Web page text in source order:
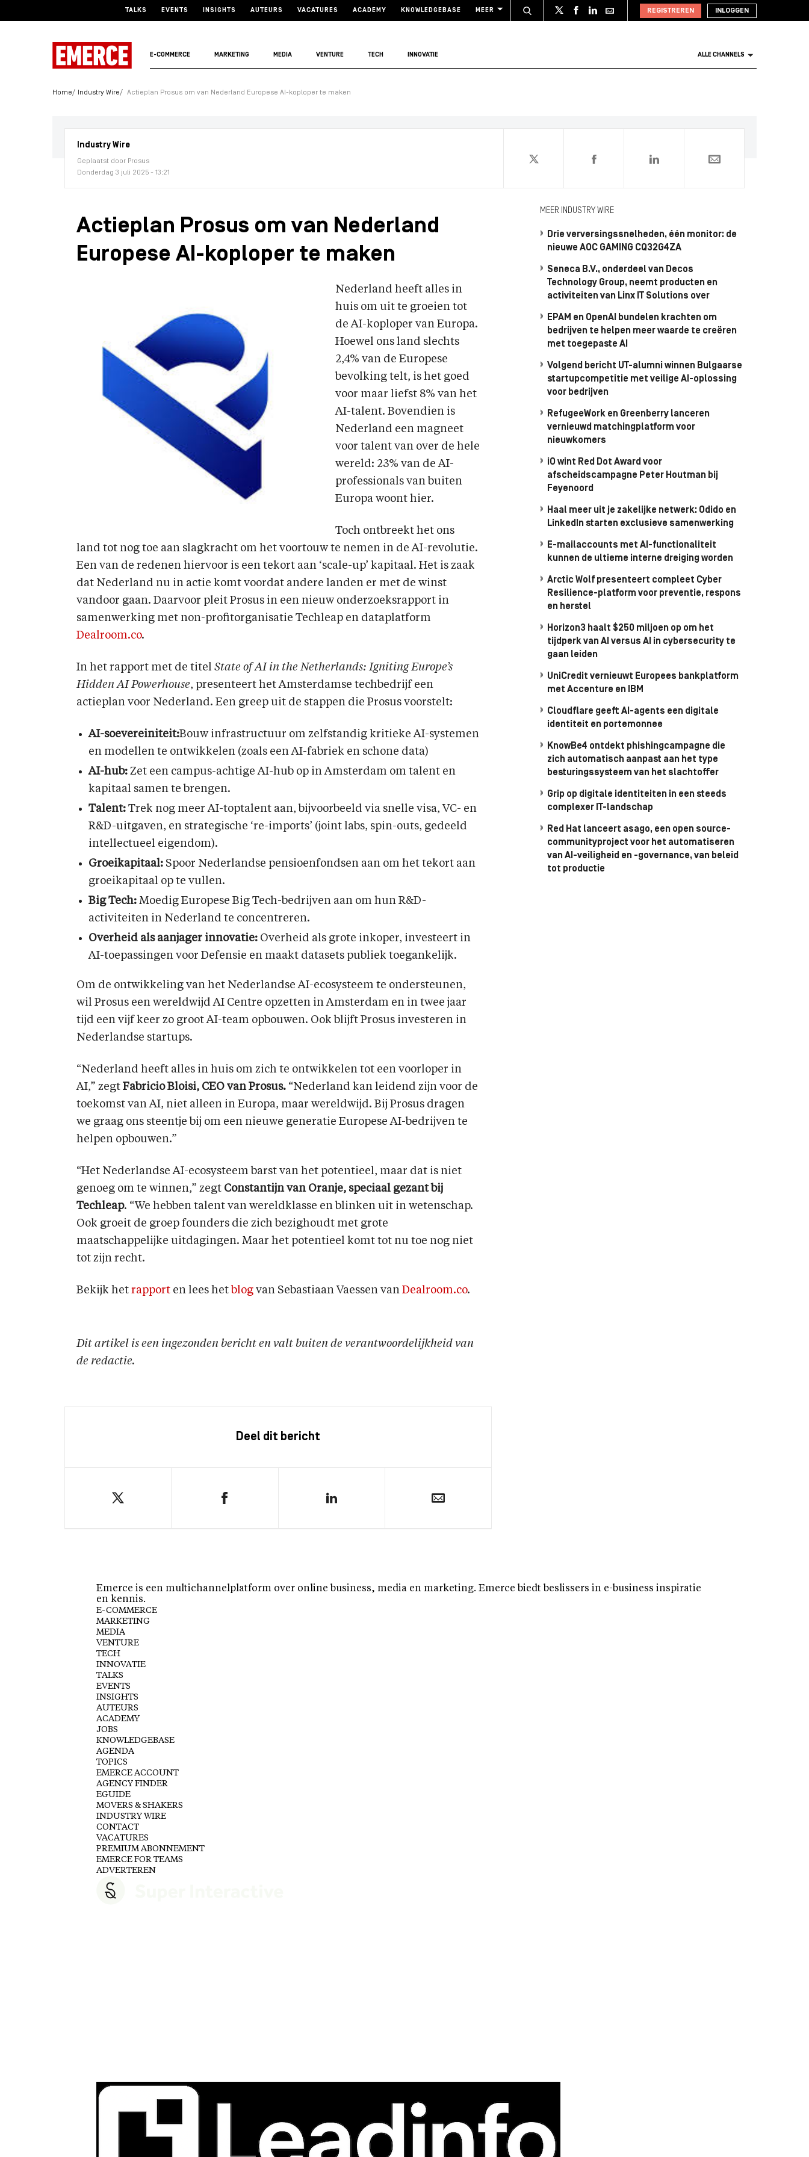
TALKS EVENTS INSIGHTS AUTEURS VACATURES ACADEMY KNOWLEDGEBASE MEER REGISTREREN INLOGGEN
E-COMMERCE MARKETING MEDIA VENTURE TECH INNOVATIE ALLE CHANNELS
Home Industry Wire Actieplan Prosus om van Nederland Europese AI-koploper te maken
Industry Wire
Geplaatst door Prosus
Donderdag 3 juli 2025 - 13:21
0
Actieplan Prosus om van Nederland
Europese AI-koploper te maken
Nederland heeft alles in
huis om uit te groeien tot
de AI-koploper van Europa.
Hoewel ons land slechts
2,4% van de Europese
bevolking telt, is het goed
voor maar liefst 8% van het
AI-talent. Bovendien is
Nederland een magneet
voor talent van over de hele
wereld: 23% van de AI-
professionals van buiten
Europa woont hier.
Toch ontbreekt het ons
land tot nog toe aan slagkracht om het voortouw te nemen in de AI-revolutie.
Een van de redenen hiervoor is een tekort aan ‘scale-up’ kapitaal. Het is zaak
dat Nederland nu in actie komt voordat andere landen er met de winst
vandoor gaan. Daarvoor pleit Prosus in een nieuw onderzoeksrapport in
samenwerking met non-profitorganisatie Techleap en dataplatform
Dealroom.co.
In het rapport met de titel State of AI in the Netherlands: Igniting Europe’s
Hidden AI Powerhouse, presenteert het Amsterdamse techbedrijf een
actieplan voor Nederland. Een greep uit de stappen die Prosus voorstelt:
AI-soevereiniteit:Bouw infrastructuur om zelfstandig kritieke AI-systemen
en modellen te ontwikkelen (zoals een AI-fabriek en schone data)
AI-hub: Zet een campus-achtige AI-hub op in Amsterdam om talent en
kapitaal samen te brengen.
Talent: Trek nog meer AI-toptalent aan, bijvoorbeeld via snelle visa, VC- en
R&D-uitgaven, en strategische ‘re-imports’ (joint labs, spin-outs, gedeeld
intellectueel eigendom).
Groeikapitaal: Spoor Nederlandse pensioenfondsen aan om het tekort aan
groeikapitaal op te vullen.
Big Tech: Moedig Europese Big Tech-bedrijven aan om hun R&D-
activiteiten in Nederland te concentreren.
Overheid als aanjager innovatie: Overheid als grote inkoper, investeert in
AI-toepassingen voor Defensie en maakt datasets publiek toegankelijk.
Om de ontwikkeling van het Nederlandse AI-ecosysteem te ondersteunen,
wil Prosus een wereldwijd AI Centre opzetten in Amsterdam en in twee jaar
tijd een vijf keer zo groot AI-team opbouwen. Ook blijft Prosus investeren in
Nederlandse startups.
“Nederland heeft alles in huis om zich te ontwikkelen tot een voorloper in
AI,” zegt Fabricio Bloisi, CEO van Prosus. “Nederland kan leidend zijn voor de
toekomst van AI, niet alleen in Europa, maar wereldwijd. Bij Prosus dragen
we graag ons steentje bij om een nieuwe generatie Europese AI-bedrijven te
helpen opbouwen.”
“Het Nederlandse AI-ecosysteem barst van het potentieel, maar dat is niet
genoeg om te winnen,” zegt Constantijn van Oranje, speciaal gezant bij
Techleap. “We hebben talent van wereldklasse en blinken uit in wetenschap.
Ook groeit de groep founders die zich bezighoudt met grote
maatschappelijke uitdagingen. Maar het potentieel komt tot nu toe nog niet
tot zijn recht.
Bekijk het rapport en lees het blog van Sebastiaan Vaessen van Dealroom.co.
Dit artikel is een ingezonden bericht en valt buiten de verantwoordelijkheid van
de redactie.
Deel dit bericht
MEER INDUSTRY WIRE
Drie verversingssnelheden, één monitor: de
nieuwe AOC GAMING CQ32G4ZA
Seneca B.V., onderdeel van Decos
Technology Group, neemt producten en
activiteiten van Linx IT Solutions over
EPAM en OpenAI bundelen krachten om
bedrijven te helpen meer waarde te creëren
met toegepaste AI
Volgend bericht UT-alumni winnen Bulgaarse
startupcompetitie met veilige AI-oplossing
voor bedrijven
RefugeeWork en Greenberry lanceren
vernieuwd matchingplatform voor
nieuwkomers
iO wint Red Dot Award voor
afscheidscampagne Peter Houtman bij
Feyenoord
Haal meer uit je zakelijke netwerk: Odido en
LinkedIn starten exclusieve samenwerking
E-mailaccounts met AI-functionaliteit
kunnen de ultieme interne dreiging worden
Arctic Wolf presenteert compleet Cyber
Resilience-platform voor preventie, respons
en herstel
Horizon3 haalt $250 miljoen op om het
tijdperk van AI versus AI in cybersecurity te
gaan leiden
UniCredit vernieuwt Europees bankplatform
met Accenture en IBM
Cloudflare geeft AI-agents een digitale
identiteit en portemonnee
KnowBe4 ontdekt phishingcampagne die
zich automatisch aanpast aan het type
besturingssysteem van het slachtoffer
Grip op digitale identiteiten in een steeds
complexer IT-landschap
Red Hat lanceert asago, een open source-
communityproject voor het automatiseren
van AI-veiligheid en -governance, van beleid
tot productie
Emerce is een multichannelplatform over online business, media en marketing. Emerce biedt beslissers in e-business inspiratie
en kennis.
E-COMMERCE
MARKETING
MEDIA
VENTURE
TECH
INNOVATIE
TALKS
EVENTS
INSIGHTS
AUTEURS
ACADEMY
JOBS
KNOWLEDGEBASE
AGENDA
TOPICS
EMERCE ACCOUNT
AGENCY FINDER
EGUIDE
MOVERS & SHAKERS
INDUSTRY WIRE
CONTACT
VACATURES
PREMIUM ABONNEMENT
EMERCE FOR TEAMS
ADVERTEREN